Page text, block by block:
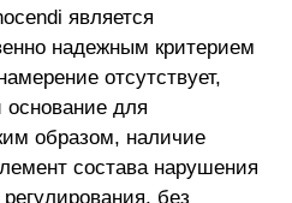
является
надежным критерием
отсутствует,
основание для
образом, наличие
состава нарушения
без